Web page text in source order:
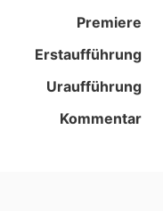
Premiere
Erstaufführung
Uraufführung
Kommentar